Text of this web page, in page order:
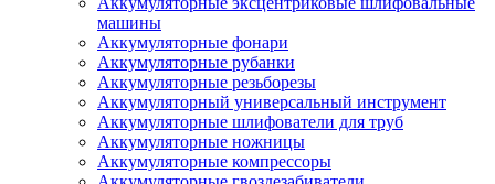
машины
Аккумуляторные фонари
Аккумуляторные рубанки
Аккумуляторные резьборезы
Аккумуляторный универсальный инструмент
Аккумуляторные шлифователи для труб
Аккумуляторные ножницы
Аккумуляторные компрессоры